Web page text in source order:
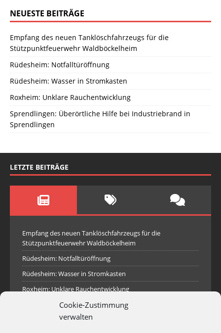
Cookie-Zustimmung
verwalten
NEUESTE BEITRÄGE
Empfang des neuen Tanklöschfahrzeugs für die
Stützpunktfeuerwehr Waldböckelheim
Rüdesheim: Notfalltüröffnung
Rüdesheim: Wasser in Stromkasten
Roxheim: Unklare Rauchentwicklung
Sprendlingen: Überörtliche Hilfe bei Industriebrand in
Sprendlingen
LETZTE BEITRÄGE
Empfang des neuen Tanklöschfahrzeugs für die
Stützpunktfeuerwehr Waldböckelheim
Rüdesheim: Notfalltüröffnung
Rüdesheim: Wasser in Stromkasten
Roxheim: Unklare Rauchentwicklung
Sprendlingen: Überörtliche Hilfe bei Industriebrand in
Sprendlingen